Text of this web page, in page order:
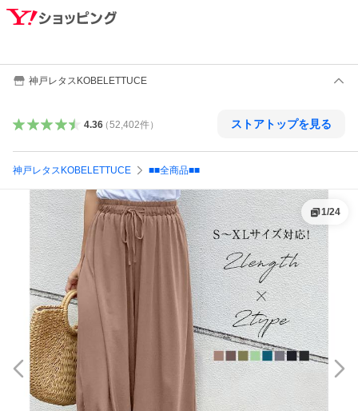
神戸レタスKOBELETTUCE
4.36（52,402件） ストアトップを見る
神戸レタスKOBELETTUCE ■■全商品■■
1/24